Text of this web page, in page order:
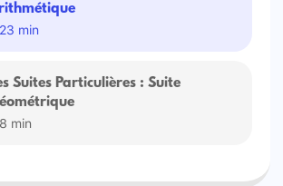
23 min
Suites Particulières : Suite
8 min